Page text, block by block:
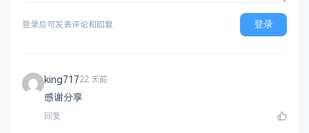
登录后可发表评论和回复 登录
king71722 天前
感谢分享
回复